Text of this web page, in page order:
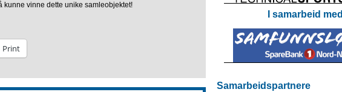
kunne vinne dette unike samleobjektet!
Print
I samarbeid med
Samarbeidspartnere